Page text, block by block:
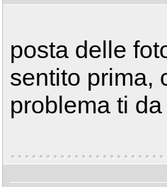
posta delle
sentito prima,
problema ti da